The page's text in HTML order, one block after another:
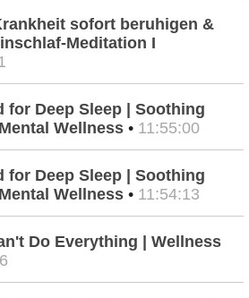
sofort beruhigen &
Meditation I
for Deep Sleep | Soothing
Wellness • 11:55:00
for Deep Sleep | Soothing
Wellness • 11:54:13
Do Everything | Wellness